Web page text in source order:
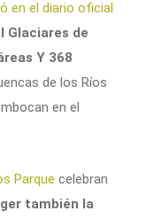
en el diario oficial
Glaciares de
Y 368
de los Ríos
en el
Parque celebran
también la